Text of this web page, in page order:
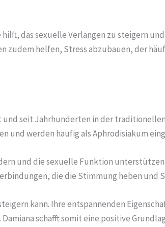
das sexuelle Verlangen zu steigern
zudem helfen, Stress abzubauen, der
seit Jahrhunderten in der
und werden häufig als Aphrodisiakum
und die sexuelle Funktion
die die Stimmung heben und
kann. Ihre entspannenden
schafft somit eine positive